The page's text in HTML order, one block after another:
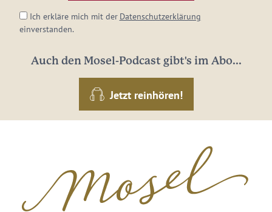
Ich erkläre mich mit der Datenschutzerklärung
einverstanden.
Auch den Mosel-Podcast gibt's im Abo...
Jetzt reinhören!